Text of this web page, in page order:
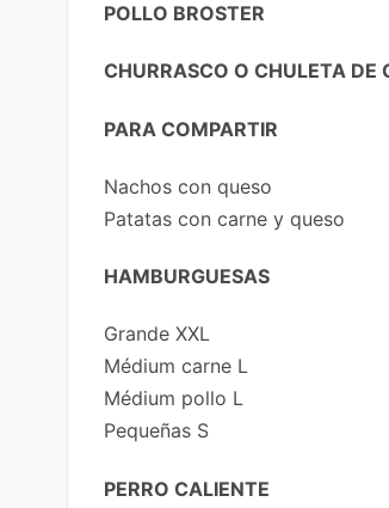
POLLO BROSTER
CHURRASCO O CHULETA DE
PARA COMPARTIR
Nachos con queso
Patatas con carne y queso
HAMBURGUESAS
Grande XXL
Médium carne L
Médium pollo L
Pequeñas S
PERRO CALIENTE